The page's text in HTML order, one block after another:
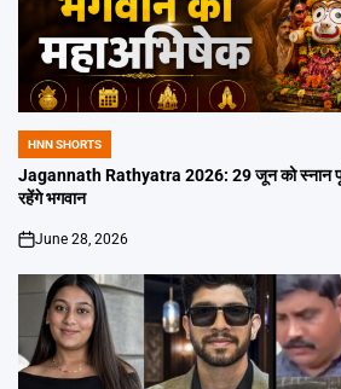
POSTED
IN
HNN SHORTS
Jagannath Rathyatra 2026: 29 जून को स्नान
रहेंगे भगवान
on
June 28, 2026